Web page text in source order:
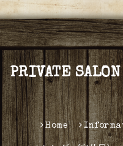
PRIVATE
Home